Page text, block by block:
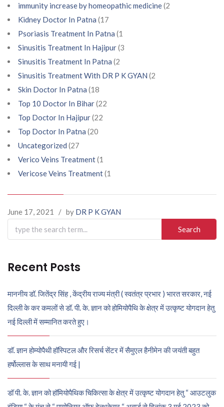
immunity increase by homeopathic medicine(2
Kidney Doctor In Patna (17
Psoriasis Treatment In Patna (1
Sinusitis Treatment In Hajipur(3
Sinusitis Treatment In Patna (2
Sinusitis Treatment With DR P K GYAN (2
Skin Doctor In Patna (18
Top 10 Doctor In Bihar(22
Top Doctor In Hajipur(22
Top Doctor In Patna (20
Uncategorized (27
Verico Veins Treatment(1
Vericose Veins Treatment(1
June 17, 2021 / by DR P K GYAN
Search
for:
Recent Posts
माननीय डॉ. जितेंद्र सिंह , केंद्रीय राज्य मंत्री ( स्वतंत्र प्रभार ) भारत सरकार, नई
दिल्ली के कर कमलों से डॉ. पी. के. ज्ञान को होमियोपैथि के क्षेत्र में उत्कृष्ट योगदान हेतु
नई दिल्ली में सम्मानित करते हुए।
डॉ. ज्ञान होम्योपैथी हॉस्पिटल और रिसर्च सेंटर में सैमुएल हैनीमेन की जयंती बहुत
हर्षोल्लास के साथ मनायी गई |
डॉ पी. के. ज्ञान को हॉमियोपैथिक चिकित्सा के क्षेत्र में उत्कृष्ट योगदान हेतु “ आउटलुक